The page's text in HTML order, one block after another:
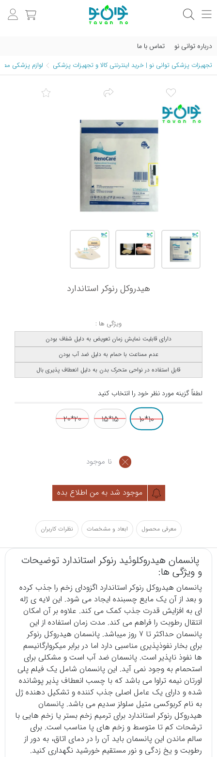
درباره توانی نو تماس با ما
تجهیزات پزشکی توانی نو | خرید اینترنتی کالا و تجهیزات پزشکی لوازم پزشکی
هیدروکل رنوکر استاندارد
ویژگی ها :
دارای قابلیت نمایش زمان تعویض به دلیل شفاف بودن
عدم ممناعت با حمام به دلیل ضد آب بودن
قابل استفاده در نواحی متحرک بدن به دلیل انعطاف پذیری بال
لطفاً گزینه مورد نظر خود را انتخاب کنید
10*10
15*15
20*20
نا موجود
موجود شد به من اطلاع بده
معرفی محصول ابعاد و مشخصات نظرات کاربران
پانسمان هیدروکلوئید رنوکر استاندارد توضیحات
و ویژگی ها:
پانسمان هیدروکل رنوکر استاندارد اگزودای زخم را جذب کرده
و بعد از آن یک مایع چسبنده ایجاد می شود. این لایه ی ژله
ای به افزایش قدرت جذب کمک می کند. علاوه بر آن امکان
انتقال رطوبت را فراهم می کند. مدت زمان استفاده از این
پانسمان حداکثر تا 7 روز میباشد. پانسمان هیدروکل رنوکر
برای بخار نفوذپذیری مناسبی دارد اما در برابر میکروارگانیسم
ها نفوذ ناپذیر است. پانسمان ضد آب است و مشکلی برای
استحمام به وجود نمی آید. این پانسمان شامل یک فیلم پلی
اورتان نیمه تراوا می باشد که با چسب انعطاف پذیر پوشانده
شده و دارای یک عامل اصلی جذب کننده و تشکیل دهنده ژل
به نام کربوکسی متیل سلولز سدیم می باشد. پانسمان
هیدروکل رنوکر استاندارد برای ترمیم زخم بستر یا زخم هایی با
ترشحات کم تا متوسط و زخم های پا مناسب است. برای
سالم ماندن این پانسمان باید آن را در دمای اتاق، به دور از
رطوبت و یخ زدگی و نور مستقیم خورشید نگهداری کنید.